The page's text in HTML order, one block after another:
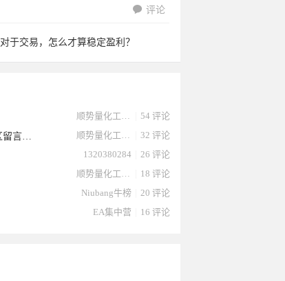
评论
对于交易，怎么才算稳定盈利？
54 评论
顺势量化工作室
史上最强马丁对冲EA金麒麟最新第5版本，可抗黄金1500点，不相信朋友的评论区留言解答，韭菜的自我感悟
32 评论
顺势量化工作室
26 评论
1320380284
18 评论
顺势量化工作室
20 评论
Niubang牛榜
16 评论
EA集中营